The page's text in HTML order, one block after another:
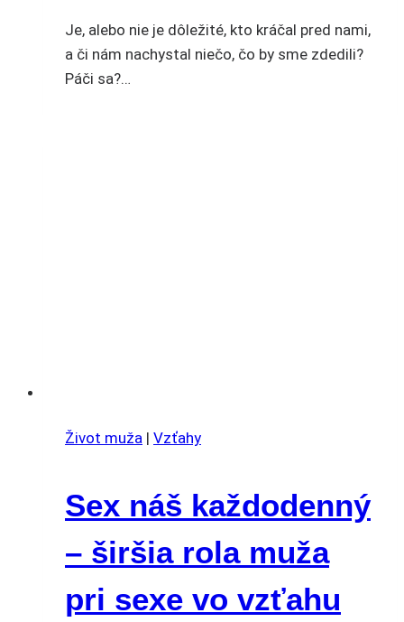
Je, alebo nie je dôležité, kto kráčal pred nami,
a či nám nachystal niečo, čo by sme zdedili?
Páči sa?…
Život muža | Vzťahy
Sex náš každodenný
– širšia rola muža
pri sexe vo vzťahu